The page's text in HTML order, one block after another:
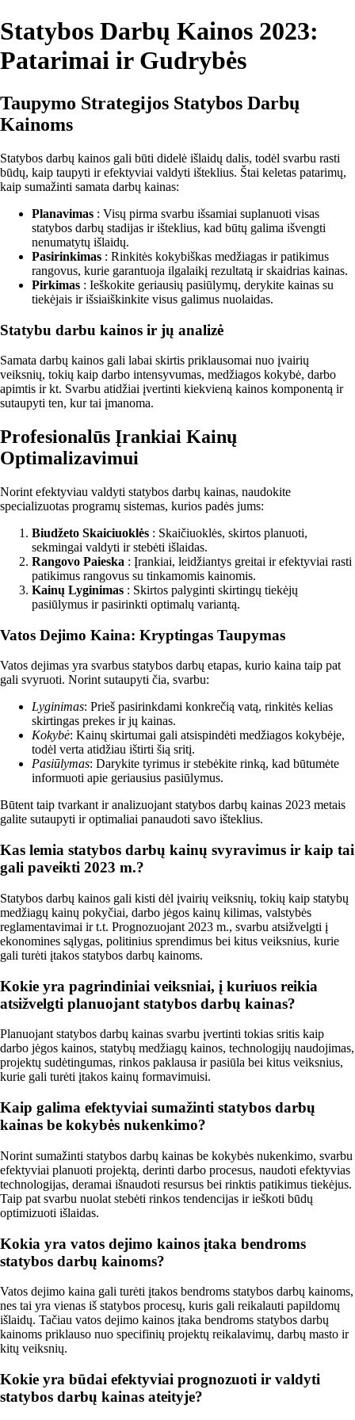
Statybos Darbų Kainos 2023:
Patarimai ir Gudrybės
Taupymo Strategijos Statybos Darbų
Kainoms
Statybos darbų kainos gali būti didelė išlaidų dalis, todėl svarbu rasti
būdų, kaip taupyti ir efektyviai valdyti išteklius. Štai keletas patarimų,
kaip sumažinti samata darbų kainas:
Planavimas : Visų pirma svarbu išsamiai suplanuoti visas
statybos darbų stadijas ir išteklius, kad būtų galima išvengti
nenumatytų išlaidų.
Pasirinkimas : Rinkitės kokybiškas medžiagas ir patikimus
rangovus, kurie garantuoja ilgalaikį rezultatą ir skaidrias kainas.
Pirkimas : Ieškokite geriausių pasiūlymų, derykite kainas su
tiekėjais ir išsiaiškinkite visus galimus nuolaidas.
Statybu darbu kainos ir jų analizė
Samata darbų kainos gali labai skirtis priklausomai nuo įvairių
veiksnių, tokių kaip darbo intensyvumas, medžiagos kokybė, darbo
apimtis ir kt. Svarbu atidžiai įvertinti kiekvieną kainos komponentą ir
sutaupyti ten, kur tai įmanoma.
Profesionalūs Įrankiai Kainų
Optimalizavimui
Norint efektyviau valdyti statybos darbų kainas, naudokite
specializuotas programų sistemas, kurios padės jums:
Biudžeto Skaiciuoklės : Skaičiuoklės, skirtos planuoti,
sekmingai valdyti ir stebėti išlaidas.
Rangovo Paieska : Įrankiai, leidžiantys greitai ir efektyviai rasti
patikimus rangovus su tinkamomis kainomis.
Kainų Lyginimas : Skirtos palyginti skirtingų tiekėjų
pasiūlymus ir pasirinkti optimalų variantą.
Vatos Dejimo Kaina: Kryptingas Taupymas
Vatos dejimas yra svarbus statybos darbų etapas, kurio kaina taip pat
gali svyruoti. Norint sutaupyti čia, svarbu:
Lyginimas: Prieš pasirinkdami konkrečią vatą, rinkitės kelias
skirtingas prekes ir jų kainas.
Kokybė: Kainų skirtumai gali atsispindėti medžiagos kokybėje,
todėl verta atidžiau ištirti šią sritį.
Pasiūlymas: Darykite tyrimus ir stebėkite rinką, kad būtumėte
informuoti apie geriausius pasiūlymus.
Būtent taip tvarkant ir analizuojant statybos darbų kainas 2023 metais
galite sutaupyti ir optimaliai panaudoti savo išteklius.
Kas lemia statybos darbų kainų svyravimus ir kaip tai
gali paveikti 2023 m.?
Statybos darbų kainos gali kisti dėl įvairių veiksnių, tokių kaip statybų
medžiagų kainų pokyčiai, darbo jėgos kainų kilimas, valstybės
reglamentavimai ir t.t. Prognozuojant 2023 m., svarbu atsižvelgti į
ekonomines sąlygas, politinius sprendimus bei kitus veiksnius, kurie
gali turėti įtakos statybos darbų kainoms.
Kokie yra pagrindiniai veiksniai, į kuriuos reikia
atsižvelgti planuojant statybos darbų kainas?
Planuojant statybos darbų kainas svarbu įvertinti tokias sritis kaip
darbo jėgos kainos, statybų medžiagų kainos, technologijų naudojimas,
projektų sudėtingumas, rinkos paklausa ir pasiūla bei kitus veiksnius,
kurie gali turėti įtakos kainų formavimuisi.
Kaip galima efektyviai sumažinti statybos darbų
kainas be kokybės nukenkimo?
Norint sumažinti statybos darbų kainas be kokybės nukenkimo, svarbu
efektyviai planuoti projektą, derinti darbo procesus, naudoti efektyvias
technologijas, deramai išnaudoti resursus bei rinktis patikimus tiekėjus.
Taip pat svarbu nuolat stebėti rinkos tendencijas ir ieškoti būdų
optimizuoti išlaidas.
Kokia yra vatos dejimo kainos įtaka bendroms
statybos darbų kainoms?
Vatos dejimo kaina gali turėti įtakos bendroms statybos darbų kainoms,
nes tai yra vienas iš statybos procesų, kuris gali reikalauti papildomų
išlaidų. Tačiau vatos dejimo kainos įtaka bendroms statybos darbų
kainoms priklauso nuo specifinių projektų reikalavimų, darbų masto ir
kitų veiksnių.
Kokie yra būdai efektyviai prognozuoti ir valdyti
statybos darbų kainas ateityje?